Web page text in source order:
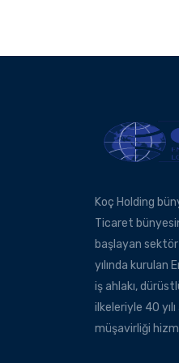
Koç Holding
Ticaret
başlayan
yılında kurulan
iş ahlakı,
ilkeleriyle 40
müşavirliği